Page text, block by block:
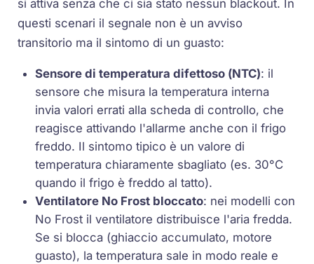
si attiva senza che ci sia stato nessun blackout. In
questi scenari il segnale non è un avviso
transitorio ma il sintomo di un guasto:
Sensore di temperatura difettoso (NTC): il
sensore che misura la temperatura interna
invia valori errati alla scheda di controllo, che
reagisce attivando l'allarme anche con il frigo
freddo. Il sintomo tipico è un valore di
temperatura chiaramente sbagliato (es. 30°C
quando il frigo è freddo al tatto).
Ventilatore No Frost bloccato: nei modelli con
No Frost il ventilatore distribuisce l'aria fredda.
Se si blocca (ghiaccio accumulato, motore
guasto), la temperatura sale in modo reale e